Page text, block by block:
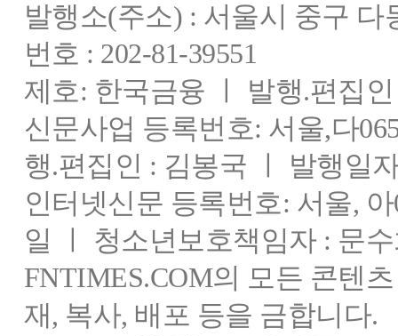
발행소(주소) : 서울시 중구
번호 : 202-81-39551
제호: 한국금융 ㅣ 발행.편집
신문사업 등록번호: 서울,다
행.편집인 : 김봉국 ㅣ 발행일
인터넷신문 등록번호: 서울,
일 ㅣ 청소년보호책임자 : 문
FNTIMES.COM의 모든 콘텐
재, 복사, 배포 등을 금합니다.